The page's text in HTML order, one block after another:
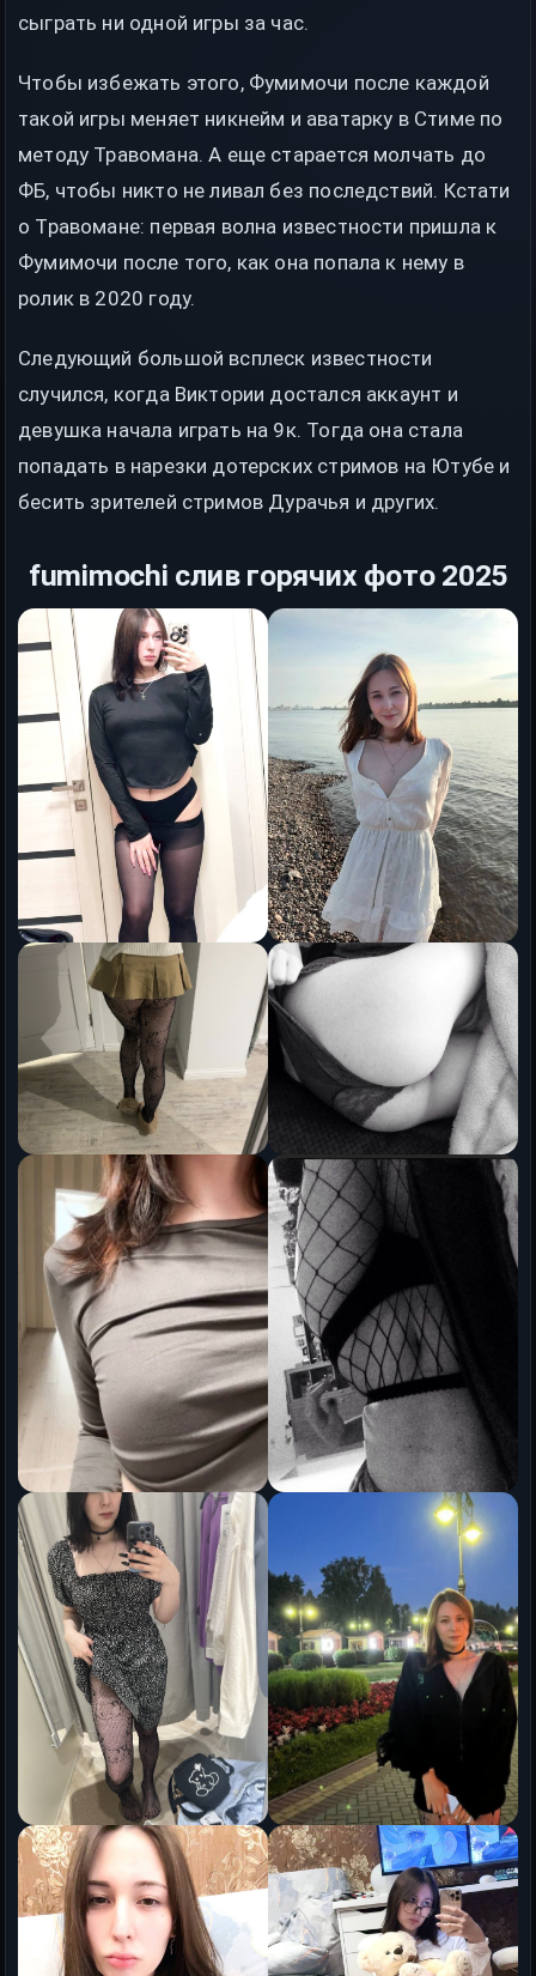
сыграть ни одной игры за час.
Чтобы избежать этого, Фумимочи после каждой
такой игры меняет никнейм и аватарку в Стиме по
методу Травомана. А еще старается молчать до
ФБ, чтобы никто не ливал без последствий. Кстати
о Травомане: первая волна известности пришла к
Фумимочи после того, как она попала к нему в
ролик в 2020 году.
Следующий большой всплеск известности
случился, когда Виктории достался аккаунт и
девушка начала играть на 9к. Тогда она стала
попадать в нарезки дотерских стримов на Ютубе и
бесить зрителей стримов Дурачья и других.
fumimochi слив горячих фото 2025